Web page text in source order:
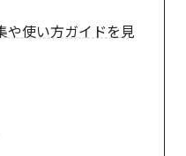
や使い方ガイドを見